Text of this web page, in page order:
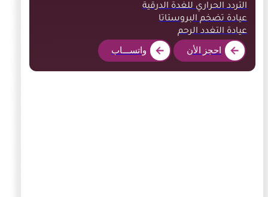
التردد الحراري للغدة الدرقية
عيادة تضخم البروستاتا
عيادة التغدد الرحم
احجز الأن واتســـاب